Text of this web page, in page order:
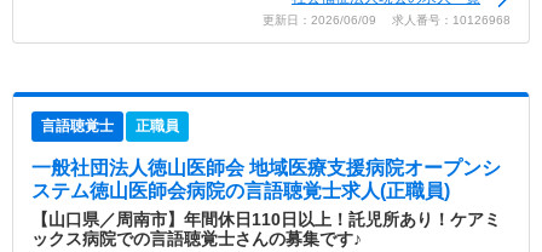
更新日：2026/06/09 求人番号：10126968
言語聴覚士 正職員
一般社団法人徳山医師会 地域医療支援病院オープンシ
ステム徳山医師会病院の言語聴覚士求人(正職員)
【山口県／周南市】年間休日110日以上！託児所あり！ケアミ
ックス病院での言語聴覚士さんの募集です♪